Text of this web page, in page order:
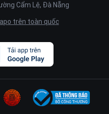
Cẩm Lệ, Đà Nẵng
trên toàn quốc